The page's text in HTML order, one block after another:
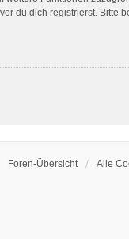
du dich registrierst. Bitte
Foren-Übersicht Alle